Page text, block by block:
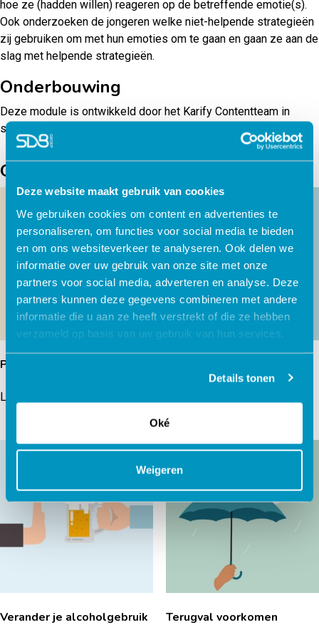
Deze website maakt gebruik van cookies
We gebruiken cookies om content en advertenties te
personaliseren, om functies voor social media te bieden
en om ons websiteverkeer te analyseren. Ook delen we
informatie over uw gebruik van onze site met onze
partners voor social media, adverteren en analyse. Deze
partners kunnen deze gegevens combineren met andere
informatie die u aan ze heeft verstrekt of die ze hebben
verzameld op basis van uw gebruik van hun services.
Details tonen
Oké
Weigeren
hoe ze (hadden willen) reageren op de betreffende emotie(s).
Ook onderzoeken de jongeren welke niet-helpende strategieën
zij gebruiken om met hun emoties om te gaan en gaan ze aan de
slag met helpende strategieën.
Onderbouwing
Deze module is ontwikkeld door het Karify Contentteam in
samenwerking met zorgprofessionals van GGZ Breburg.
Gerelateerde producten
Piekerboom
Lees verder
Verander je alcoholgebruik Terugval voorkomen